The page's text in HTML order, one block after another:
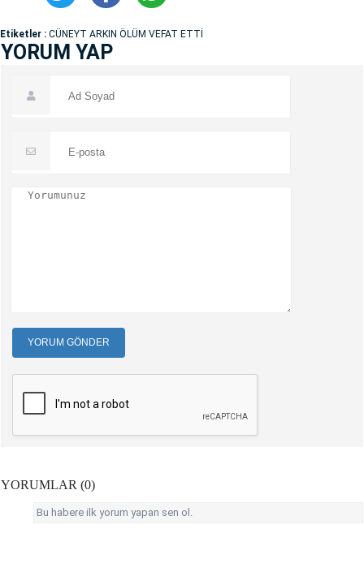
Etiketler : CÜNEYT ARKIN ÖLÜM VEFAT ETTİ
YORUM YAP
YORUM GÖNDER
YORUMLAR (0)
Bu habere ilk yorum yapan sen ol.